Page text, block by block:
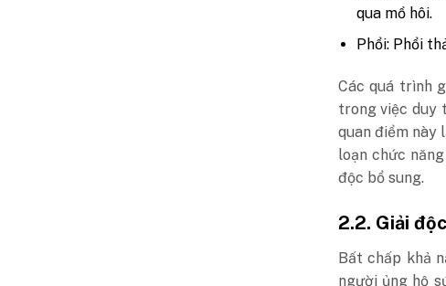
qua mồ hôi.
Phổi: Phổi
Các quá trình
trong việc duy
quan điểm này
loạn chức
độc bổ sung.
2.2. Giải
Bất chấp khả
người ủng hộ